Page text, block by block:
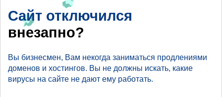
Сайт отключился
внезапно?
Вы бизнесмен, Вам некогда заниматься продлениями
доменов и хостингов. Вы не должны искать, какие
вирусы на сайте не дают ему работать.